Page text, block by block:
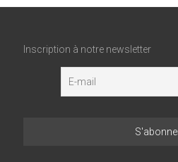
Inscription à notre newsletter